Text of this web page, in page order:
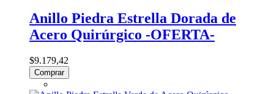
Anillo Piedra Estrella Dorada de
Acero Quirúrgico -OFERTA-
$9.179,42
Comprar